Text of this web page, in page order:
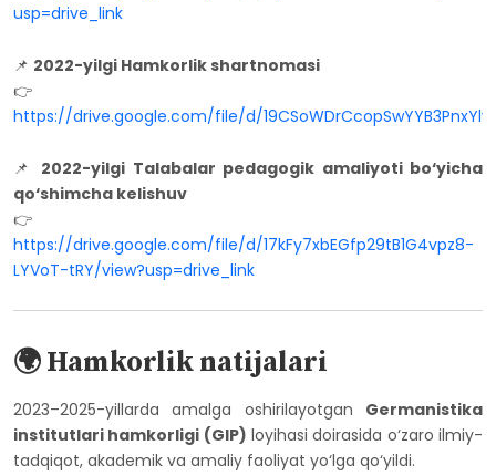
usp=drive_link
📌 2022-yilgi Hamkorlik shartnomasi
👉
https://drive.google.com/file/d/
📌 2022-yilgi Talabalar pedagogik amaliyoti bo‘yicha
qo‘shimcha kelishuv
👉
https://drive.google.com/file/d/17kFy7xbEGfp29tB1G4vpz8-
LYVoT-tRY/view?usp=drive_link
🌍 Hamkorlik natijalari
2023–2025-yillarda amalga oshirilayotgan Germanistika
institutlari hamkorligi (GIP) loyihasi doirasida o‘zaro ilmiy-
tadqiqot, akademik va amaliy faoliyat yo‘lga qo‘yildi.